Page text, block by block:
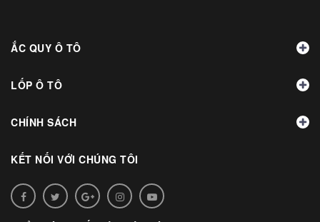
ẮC QUY Ô TÔ
LỐP Ô TÔ
CHÍNH SÁCH
KẾT NỐI VỚI CHÚNG TÔI